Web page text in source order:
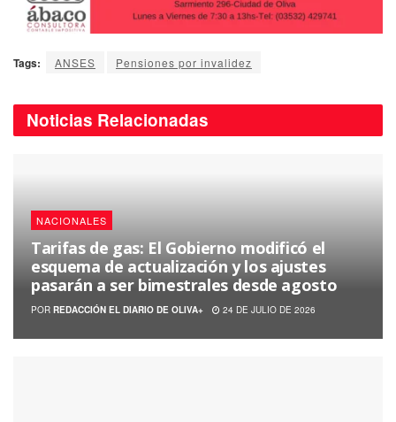
Tags: ANSES Pensiones por invalidez
Noticias Relacionadas
NACIONALES
Tarifas de gas: El Gobierno modificó el
esquema de actualización y los ajustes
pasarán a ser bimestrales desde agosto
POR REDACCIÓN EL DIARIO DE OLIVA+ 24 DE JULIO DE 2026